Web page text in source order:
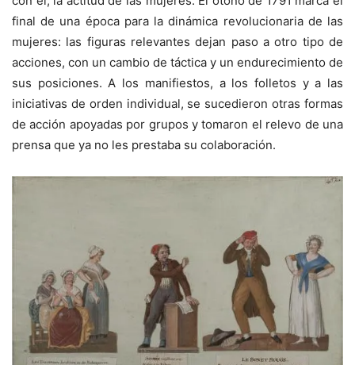
final de una época para la dinámica revolucionaria de las
mujeres: las figuras relevantes dejan paso a otro tipo de
acciones, con un cambio de táctica y un endurecimiento de
sus posiciones. A los manifiestos, a los folletos y a las
iniciativas de orden individual, se sucedieron otras formas
de acción apoyadas por grupos y tomaron el relevo de una
prensa que ya no les prestaba su colaboración.